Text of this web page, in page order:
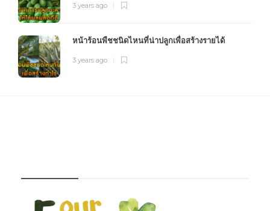
3 years ago
หน้าร้อนพืชชนิดไหนที่น่าปลูกเพื่อสร้างรายได้
3 years ago